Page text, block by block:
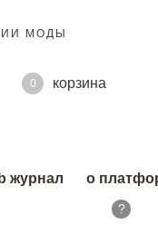
МОДЫ
0
корзина
журнал о
?